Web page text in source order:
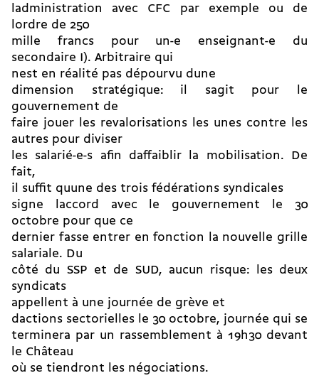
ladministration avec CFC par exemple ou de
lordre de 250
mille francs pour un-e enseignant-e du
secondaire I). Arbitraire qui
nest en réalité pas dépourvu dune
dimension stratégique: il sagit pour le
gouvernement de
faire jouer les revalorisations les unes contre les
autres pour diviser
les salarié-e-s afin daffaiblir la mobilisation. De
fait,
il suffit quune des trois fédérations syndicales
signe laccord avec le gouvernement le 30
octobre pour que ce
dernier fasse entrer en fonction la nouvelle grille
salariale. Du
côté du SSP et de SUD, aucun risque: les deux
syndicats
appellent à une journée de grève et
dactions sectorielles le 30 octobre, journée qui se
terminera par un rassemblement à 19h30 devant
le Château
où se tiendront les négociations.